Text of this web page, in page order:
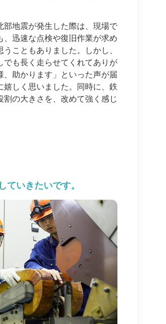
部地震が発生した際は、現場で
、迅速な点検や復旧作業が求め
こともありました。しかし、
でも長く走らせてくれてありが
、助かります」といった声が届
嬉しく思いました。同時に、鉄
割の大きさを、改めて強く感じ
いきたいです。